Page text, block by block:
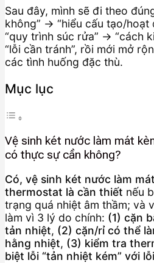
Sau đây, mình sẽ đi theo
không” → “hiểu cấu tạo/hoạt
“quy trình súc rửa” → “cách
“lỗi cần tránh”, rồi mới mở
các tình huống đặc thù.
Mục lục
Vệ sinh két nước làm mát
có thực sự cần không?
Có, vệ sinh két nước làm
thermostat là cần thiết nếu
trạng quá nhiệt âm thầm; và
làm vì 3 lý do chính: (1) cặn
tản nhiệt, (2) cặn/rỉ có thể
hằng nhiệt, (3) kiểm tra
biệt lỗi “tản nhiệt kém” với